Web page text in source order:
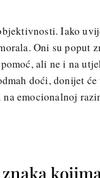
Iako
Oni su poput
ali ne i na
doći, donijet
na emocionalnoj